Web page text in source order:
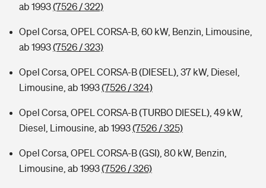
ab 1993(7526 / 322)
Opel Corsa, OPEL CORSA-B, 60 kW, Benzin, Limousine,
ab 1993(7526 / 323)
Opel Corsa, OPEL CORSA-B (DIESEL), 37 kW, Diesel,
Limousine, ab 1993(7526 / 324)
Opel Corsa, OPEL CORSA-B (TURBO DIESEL), 49 kW,
Diesel, Limousine, ab 1993(7526 / 325)
Opel Corsa, OPEL CORSA-B (GSI), 80 kW, Benzin,
Limousine, ab 1993(7526 / 326)